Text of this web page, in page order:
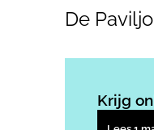
De
Krijg